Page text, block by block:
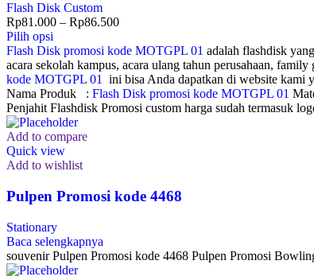
Flash Disk Custom
Rp81.000 – Rp86.500
Pilih opsi
Flash Disk promosi kode MOTGPL 01 adalah flashdisk
acara sekolah kampus, acara ulang tahun perusahaan,
kode MOTGPL 01
ini bisa Anda dapatkan di website kami
Nama Produk : Flash Disk promosi kode MOTGPL 01
Penjahit Flashdisk Promosi custom harga sudah termasuk
Add to compare
Quick view
Add to wishlist
Pulpen Promosi kode 4468
Stationary
Baca selengkapnya
souvenir Pulpen Promosi kode 4468 Pulpen Promosi